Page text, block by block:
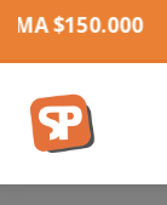
$150.000